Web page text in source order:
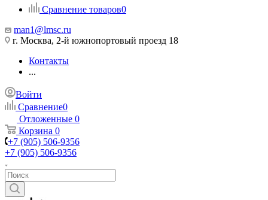
Сравнение товаров0
man1@lmsc.ru
г. Москва, 2-й южнопортовый проезд 18
Контакты
...
Войти
Сравнение0
Отложенные 0
Корзина 0
+7 (905) 506-9356
+7 (905) 506-9356